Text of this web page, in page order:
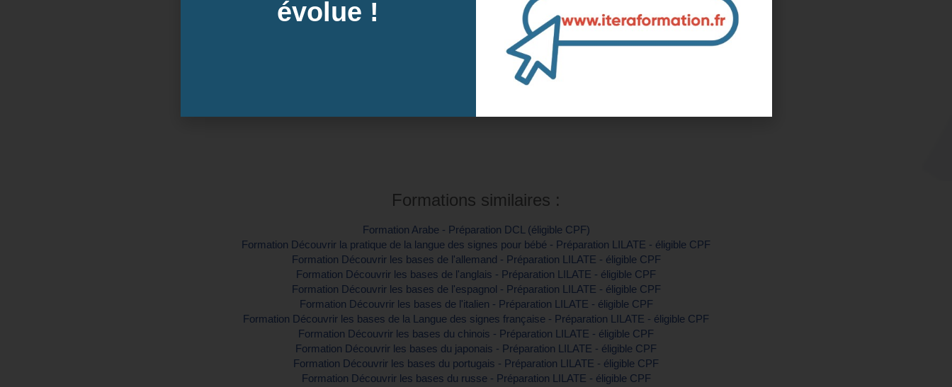
Dates des prochaines sessions à Roubaix, 59 (Nord)
Formations similaires :
Formation Arabe - Préparation DCL (éligible CPF)
Formation Découvrir la pratique de la langue des signes pour bébé - Préparation LILATE - éligible CPF
Formation Découvrir les bases de l'allemand - Préparation LILATE - éligible CPF
Formation Découvrir les bases de l'anglais - Préparation LILATE - éligible CPF
Formation Découvrir les bases de l'espagnol - Préparation LILATE - éligible CPF
Formation Découvrir les bases de l'italien - Préparation LILATE - éligible CPF
Formation Découvrir les bases de la Langue des signes française - Préparation LILATE - éligible CPF
Formation Découvrir les bases du chinois - Préparation LILATE - éligible CPF
Formation Découvrir les bases du japonais - Préparation LILATE - éligible CPF
Formation Découvrir les bases du portugais - Préparation LILATE - éligible CPF
Formation Découvrir les bases du russe - Préparation LILATE - éligible CPF
évolue !